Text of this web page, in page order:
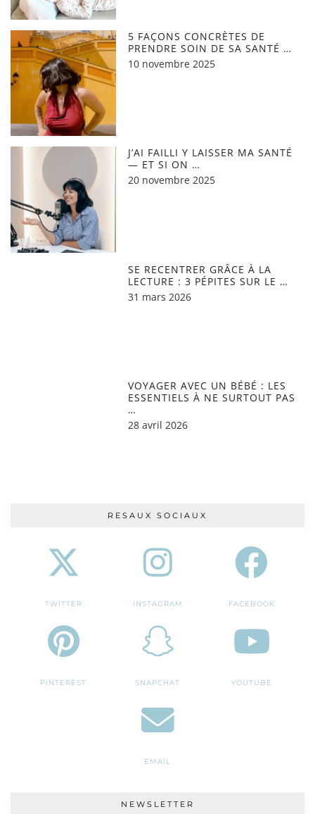
5 FAÇONS CONCRÈTES DE
PRENDRE SOIN DE SA SANTÉ …
10 novembre 2025
J’AI FAILLI Y LAISSER MA SANTÉ
— ET SI ON …
20 novembre 2025
SE RECENTRER GRÂCE À LA
LECTURE : 3 PÉPITES SUR LE …
31 mars 2026
VOYAGER AVEC UN BÉBÉ : LES
ESSENTIELS À NE SURTOUT PAS
…
28 avril 2026
RESAUX SOCIAUX
TWITTER INSTAGRAM FACEBOOK
PINTEREST SNAPCHAT YOUTUBE
EMAIL
NEWSLETTER